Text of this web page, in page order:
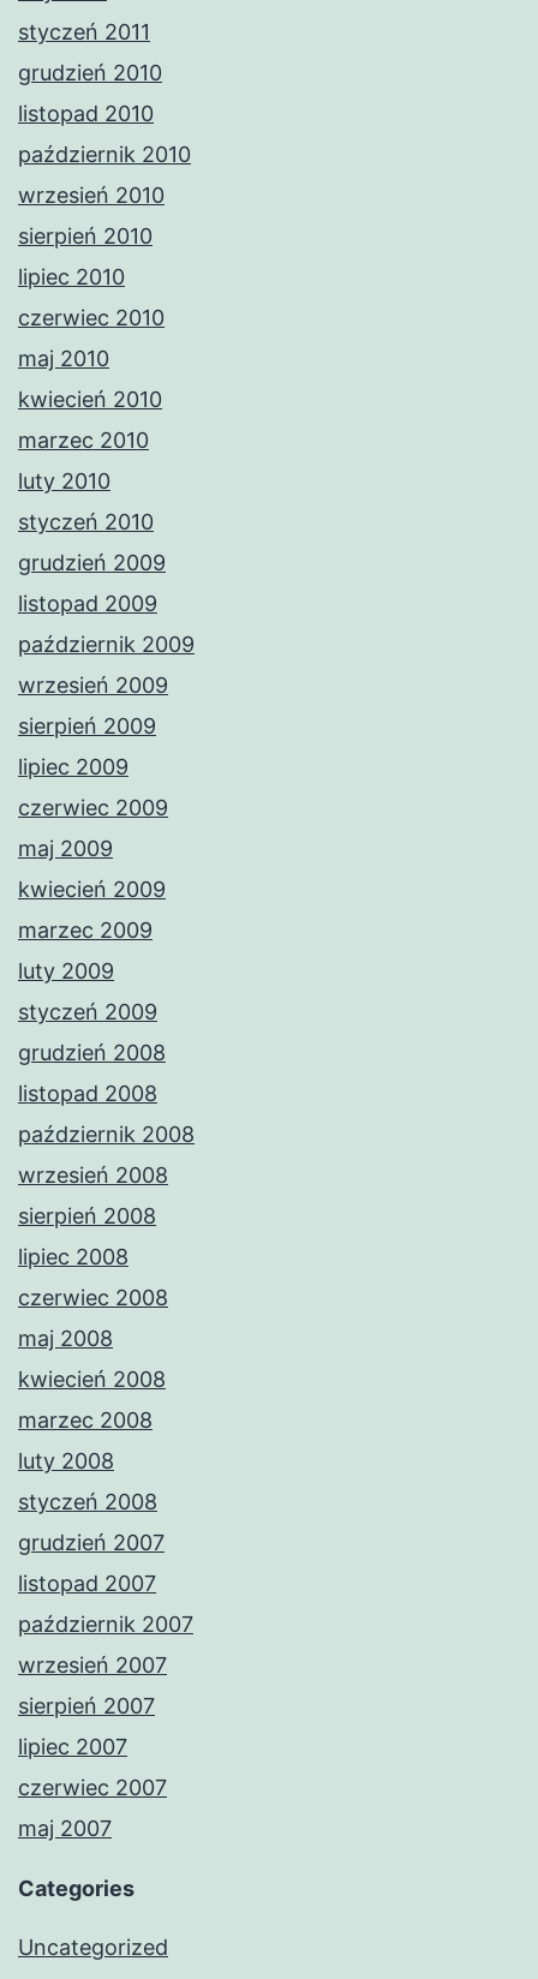
styczeń 2011
grudzień 2010
listopad 2010
październik 2010
wrzesień 2010
sierpień 2010
lipiec 2010
czerwiec 2010
maj 2010
kwiecień 2010
marzec 2010
luty 2010
styczeń 2010
grudzień 2009
listopad 2009
październik 2009
wrzesień 2009
sierpień 2009
lipiec 2009
czerwiec 2009
maj 2009
kwiecień 2009
marzec 2009
luty 2009
styczeń 2009
grudzień 2008
listopad 2008
październik 2008
wrzesień 2008
sierpień 2008
lipiec 2008
czerwiec 2008
maj 2008
kwiecień 2008
marzec 2008
luty 2008
styczeń 2008
grudzień 2007
listopad 2007
październik 2007
wrzesień 2007
sierpień 2007
lipiec 2007
czerwiec 2007
maj 2007
Categories
Uncategorized